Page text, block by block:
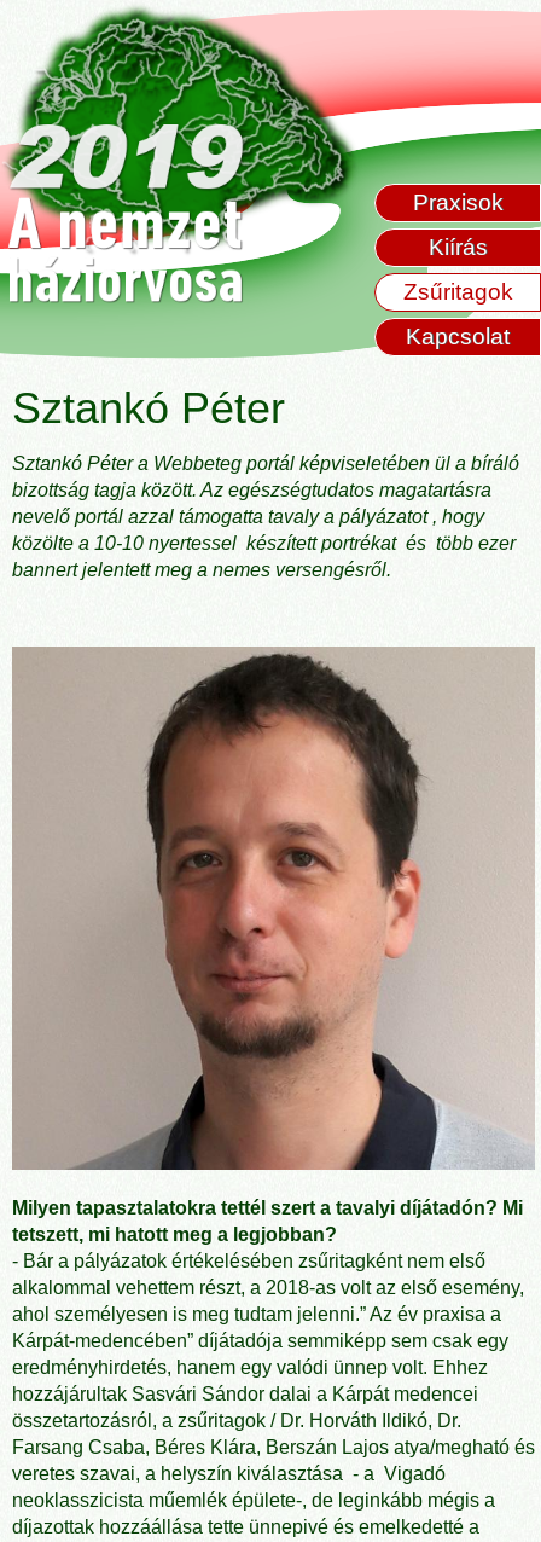
Praxisok
Kiírás
Zsűritagok
Kapcsolat
Sztankó Péter
Sztankó Péter a Webbeteg portál képviseletében ül a bíráló
bizottság tagja között. Az egészségtudatos magatartásra
nevelő portál azzal támogatta tavaly a pályázatot , hogy
közölte a 10-10 nyertessel készített portrékat és több ezer
bannert jelentett meg a nemes versengésről.
Milyen tapasztalatokra tettél szert a tavalyi díjátadón? Mi
tetszett, mi hatott meg a legjobban?
- Bár a pályázatok értékelésében zsűritagként nem első
alkalommal vehettem részt, a 2018-as volt az első esemény,
ahol személyesen is meg tudtam jelenni.” Az év praxisa a
Kárpát-medencében” díjátadója semmiképp sem csak egy
eredményhirdetés, hanem egy valódi ünnep volt. Ehhez
hozzájárultak Sasvári Sándor dalai a Kárpát medencei
összetartozásról, a zsűritagok / Dr. Horváth Ildikó, Dr.
Farsang Csaba, Béres Klára, Berszán Lajos atya/megható és
veretes szavai, a helyszín kiválasztása - a Vigadó
neoklasszicista műemlék épülete-, de leginkább mégis a
díjazottak hozzáállása tette ünnepivé és emelkedetté a